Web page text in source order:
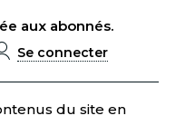
aux abonnés.
Se connecter
du site en